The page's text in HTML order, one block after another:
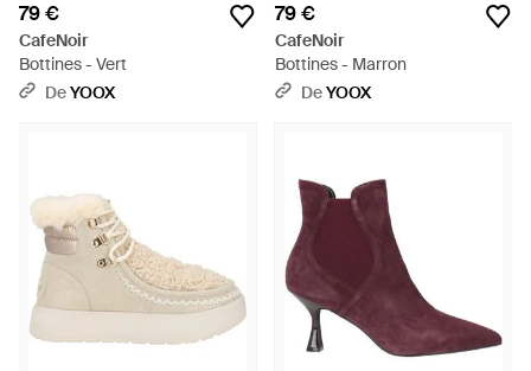
79 €
CafeNoir
Bottines - Vert
DeYOOX
79 €
CafeNoir
Bottines - Marron
DeYOOX